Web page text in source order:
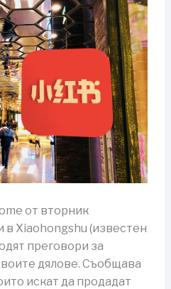
от вторник
Xiaohongshu (известен
преговори за
дялове. Съобщава
искат да продадат